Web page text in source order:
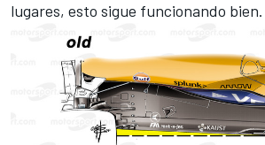
lugares, esto sigue funcionando bien.